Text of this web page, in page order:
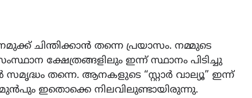
ചിന്തിക്കാൻ തന്നെ പ്രയാസം. നമ്മുടെ
ക്ഷേത്രങ്ങളിലും ഇന്ന് സ്ഥാനം പിടിച്ചു
തന്നെ. ആനകളുടെ “സ്റ്റാർ വാല്യൂ” ഇന്ന്
ഇതൊക്കെ നിലവിലുണ്ടായിരുന്നു.